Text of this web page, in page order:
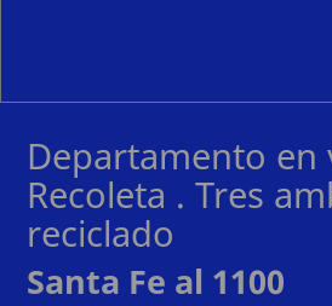
Departamento en
Recoleta . Tres
reciclado
Santa Fe al 1100